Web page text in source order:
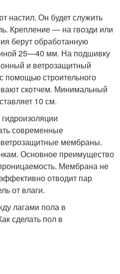
настил. Он будет служить
Крепление — на гвозди или
берут обработанную
25—40 мм. На подшивку
и ветрозащитный
помощью строительного
скотчем. Минимальный
10 см.
современные
мембраны.
Основное преимущество
Мембрана не
отводит пар
от влаги.